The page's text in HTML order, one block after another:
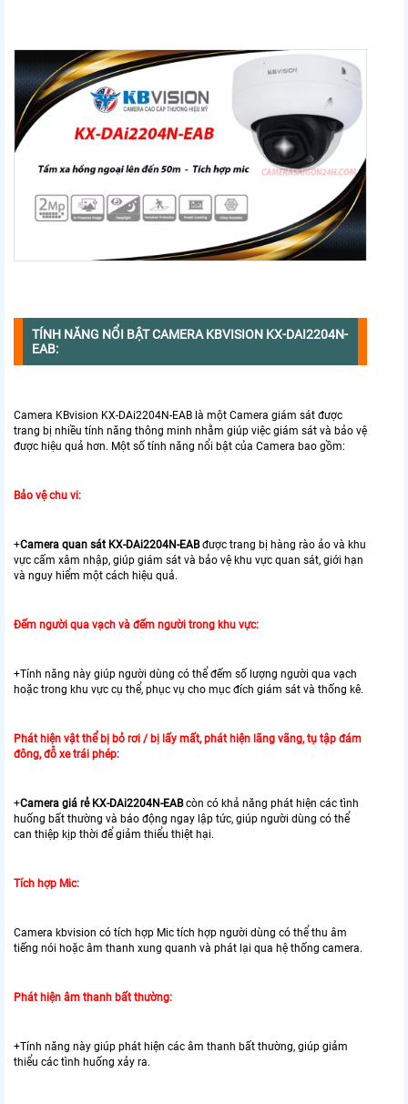
TÍNH NĂNG NỔI BẬT CAMERA KBVISION KX-DAI2204N-
EAB:
Camera KBvision KX-DAi2204N-EAB là một Camera giám sát được
trang bị nhiều tính năng thông minh nhằm giúp việc giám sát và bảo vệ
được hiệu quả hơn. Một số tính năng nổi bật của Camera bao gồm:
Bảo vệ chu vi:
+Camera quan sát KX-DAi2204N-EABđược trang bị hàng rào ảo và khu
vực cấm xâm nhập, giúp giám sát và bảo vệ khu vực quan sát, giới hạn
và nguy hiểm một cách hiệu quả.
Đếm người qua vạch và đếm người trong khu vực:
+Tính năng này giúp người dùng có thể đếm số lượng người qua vạch
hoặc trong khu vực cụ thể, phục vụ cho mục đích giám sát và thống kê.
Phát hiện vật thể bị bỏ rơi / bị lấy mất, phát hiện lãng vãng, tụ tập đám
đông, đỗ xe trái phép:
+Camera giá rẻ KX-DAi2204N-EABcòn có khả năng phát hiện các tình
huống bất thường và báo động ngay lập tức, giúp người dùng có thể
can thiệp kịp thời để giảm thiểu thiệt hại.
Tích hợp Mic:
Camera kbvision có tích hợp Mic tích hợp người dùng có thể thu âm
tiếng nói hoặc âm thanh xung quanh và phát lại qua hệ thống camera.
Phát hiện âm thanh bất thường:
+Tính năng này giúp phát hiện các âm thanh bất thường, giúp giảm
thiểu các tình huống xảy ra.